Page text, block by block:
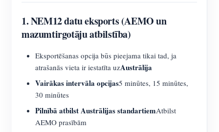
1. NEM12 datu eksports (AEMO un
mazumtirgotāju atbilstība)
Eksportēšanas opcija būs pieejama tikai tad, ja
atrašanās vieta ir iestatīta uzAustrālija
Vairākas intervāla opcijas5 minūtes, 15 minūtes,
30 minūtes
Pilnībā atbilst Austrālijas standartiemAtbilst
AEMO prasībām